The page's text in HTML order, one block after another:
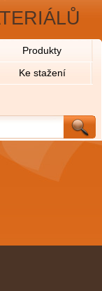
Produkty
Ke stažení